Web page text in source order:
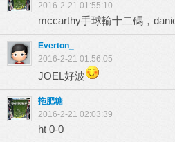
2016-2-21 01:55:10
mccarthy手球輸十二碼，
Everton_
2016-2-21 01:56:05
JOEL好波
拖肥糖
2016-2-21 02:03:39
ht 0-0